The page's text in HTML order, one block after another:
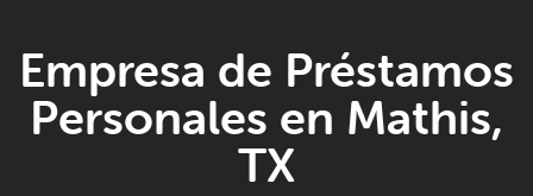
Empresa de Préstamos
Personales en Mathis,
TX